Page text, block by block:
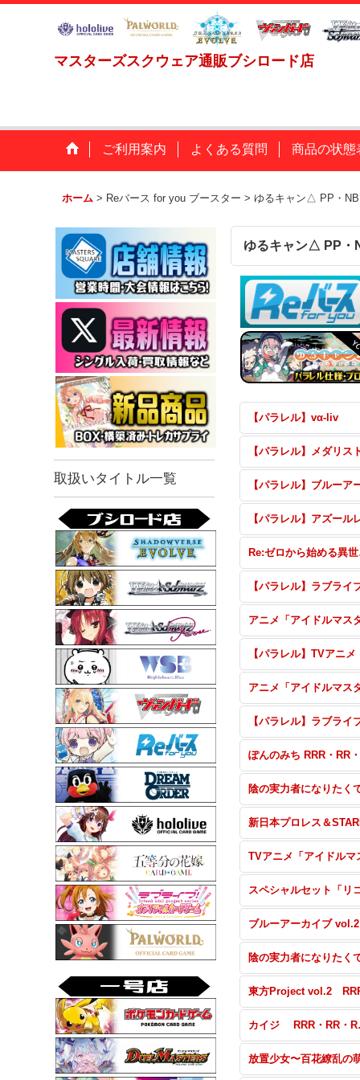
マスターズスクウェア通販ブシロード店
ご利用案内 よくある質問 商品の状態
ホーム > Reバース for you ブースター > ゆるキャン△ PP・
取扱いタイトル一覧
ゆるキャン△ PP・
【パラレル】vα-liv
【パラレル】メダリス
カ